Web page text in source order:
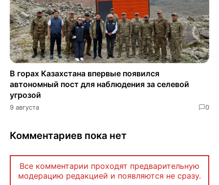
В горах Казахстана впервые появился
автономный пост для наблюдения за селевой
угрозой
9 августа 0
Комментариев пока нет
Все комментарии проходят предварительную
модерацию редакцией и появляются не сразу.